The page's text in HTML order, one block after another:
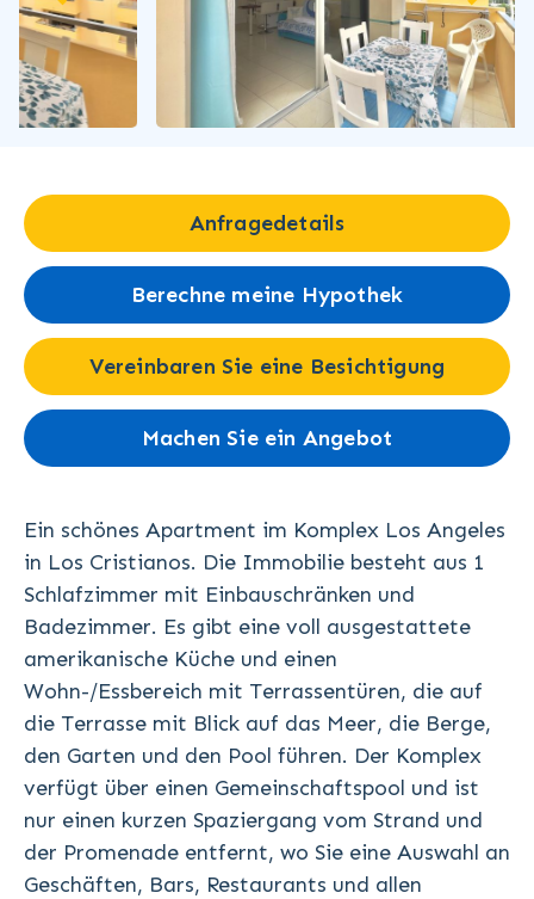
Anfragedetails
Berechne meine Hypothek
Vereinbaren Sie eine Besichtigung
Machen Sie ein Angebot
Ein schönes Apartment im Komplex Los Angeles
in Los Cristianos. Die Immobilie besteht aus 1
Schlafzimmer mit Einbauschränken und
Badezimmer. Es gibt eine voll ausgestattete
amerikanische Küche und einen
Wohn-/Essbereich mit Terrassentüren, die auf
die Terrasse mit Blick auf das Meer, die Berge,
den Garten und den Pool führen. Der Komplex
verfügt über einen Gemeinschaftspool und ist
nur einen kurzen Spaziergang vom Strand und
der Promenade entfernt, wo Sie eine Auswahl an
Geschäften, Bars, Restaurants und allen